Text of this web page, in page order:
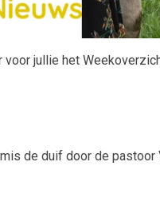
jullie het
de duif door de